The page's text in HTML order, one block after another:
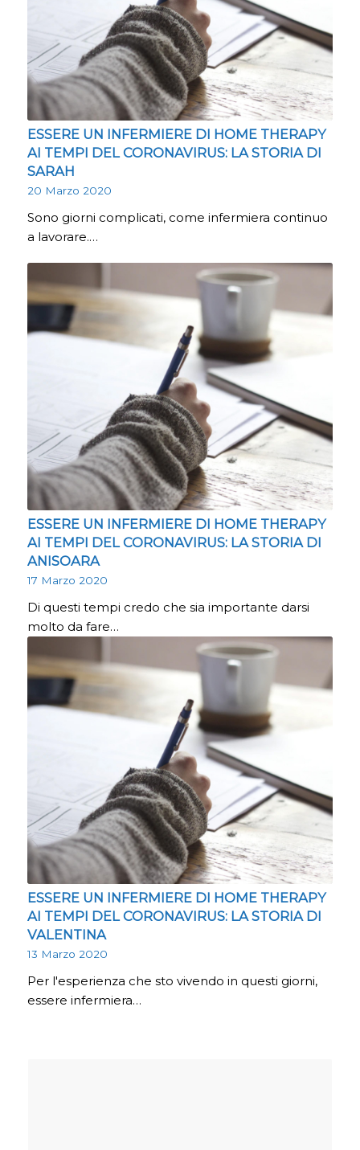
ESSERE UN INFERMIERE DI HOME THERAPY
AI TEMPI DEL CORONAVIRUS: LA STORIA DI
SARAH
20 Marzo 2020
Sono giorni complicati, come infermiera continuo
a lavorare.…
ESSERE UN INFERMIERE DI HOME THERAPY
AI TEMPI DEL CORONAVIRUS: LA STORIA DI
ANISOARA
17 Marzo 2020
Di questi tempi credo che sia importante darsi
molto da fare…
ESSERE UN INFERMIERE DI HOME THERAPY
AI TEMPI DEL CORONAVIRUS: LA STORIA DI
VALENTINA
13 Marzo 2020
Per l'esperienza che sto vivendo in questi giorni,
essere infermiera…